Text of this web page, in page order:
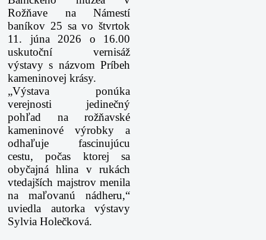
Rožňave na Námestí
baníkov 25 sa vo štvrtok
11. júna 2026 o 16.00
uskutoční vernisáž
výstavy s názvom Príbeh
kameninovej krásy.
„Výstava ponúka
verejnosti jedinečný
pohľad na rožňavské
kameninové výrobky a
odhaľuje fascinujúcu
cestu, počas ktorej sa
obyčajná hlina v rukách
vtedajších majstrov menila
na maľovanú nádheru,“
uviedla autorka výstavy
Sylvia Holečková.